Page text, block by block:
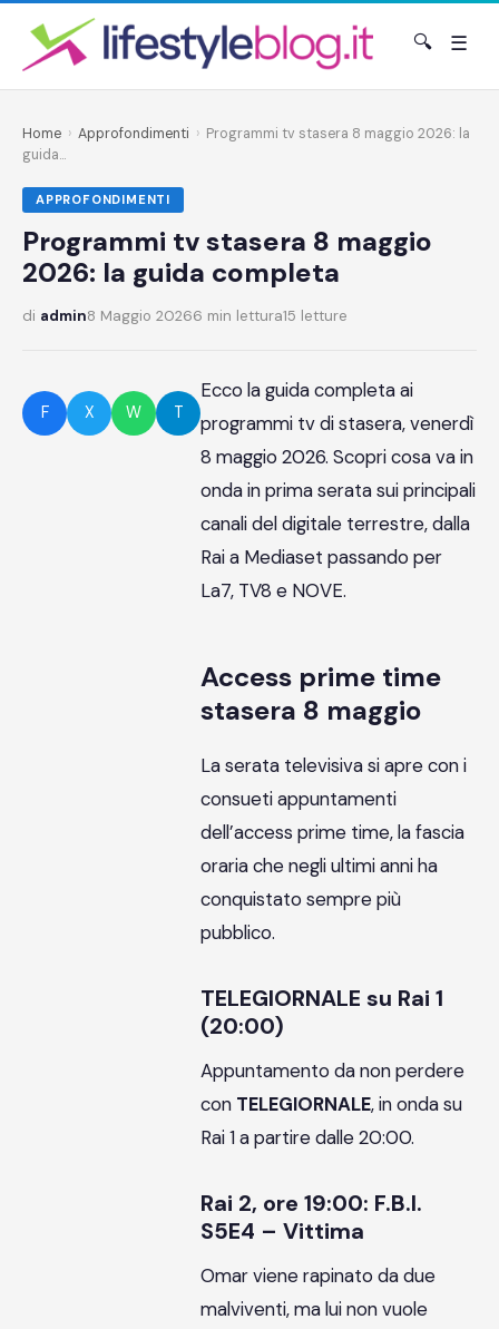
🔍 ☰
Home › Approfondimenti › Programmi tv stasera 8 maggio 2026: la
guida...
APPROFONDIMENTI
Programmi tv stasera 8 maggio
2026: la guida completa
di admin8 Maggio 20266 min lettura15 letture
F X W T
Ecco la guida completa ai
programmi tv di stasera, venerdì
8 maggio 2026. Scopri cosa va in
onda in prima serata sui principali
canali del digitale terrestre, dalla
Rai a Mediaset passando per
La7, TV8 e NOVE.
Access prime time
stasera 8 maggio
La serata televisiva si apre con i
consueti appuntamenti
dell’access prime time, la fascia
oraria che negli ultimi anni ha
conquistato sempre più
pubblico.
TELEGIORNALE su Rai 1
(20:00)
Appuntamento da non perdere
con TELEGIORNALE, in onda su
Rai 1 a partire dalle 20:00.
Rai 2, ore 19:00: F.B.I.
S5E4 – Vittima
Omar viene rapinato da due
malviventi, ma lui non vuole